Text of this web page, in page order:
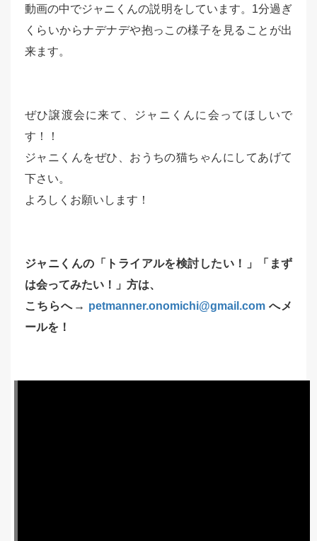
動画の中でジャニくんの説明をしています。1分過ぎ
くらいからナデナデや抱っこの様子を見ることが出
来ます。
ぜひ譲渡会に来て、ジャニくんに会ってほしいで
す！！
ジャニくんをぜひ、おうちの猫ちゃんにしてあげて
下さい。
よろしくお願いし ます！
ジャニくんの「トライアルを検討したい！」「まず
は会ってみたい！」方は、
こちらへ→ petmanner.onomichi@gmail.comへメ
ールを！